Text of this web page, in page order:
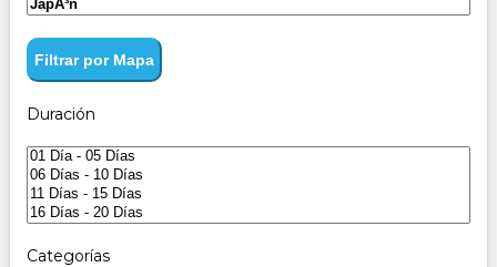
Filtrar por Mapa
Duración
Categorías